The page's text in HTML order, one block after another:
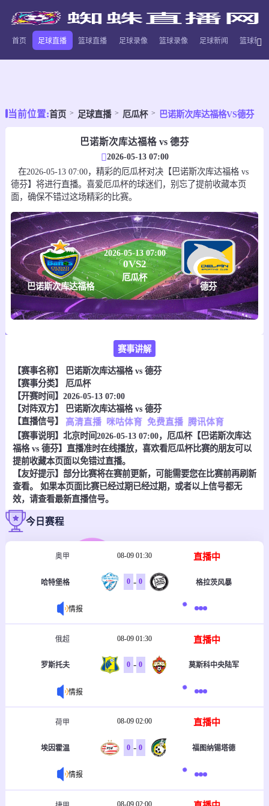
首页 足球直播 篮球直播 足球录像 篮球录像 足球新闻 篮球新闻
当前位置:首页 足球直播 厄瓜杯 巴诺斯次库达福格VS德芬
巴诺斯次库达福格 vs 德芬
2026-05-13 07:00
在2026-05-13 07:00，精彩的厄瓜杯对决【巴诺斯次库达福格 vs
德芬】将进行直播。喜爱厄瓜杯的球迷们，别忘了提前收藏本页
面，确保不错过这场精彩的比赛。
巴诺斯次库达福格
2026-05-13 07:00
0VS2
厄瓜杯
德芬
赛事讲解
【赛事名称】
巴诺斯次库达福格 vs 德芬
【赛事分类】 厄瓜杯
【开赛时间】2026-05-13 07:00
【对阵双方】
巴诺斯次库达福格 vs 德芬
【直播信号】
高清直播 咪咕体育 免费直播 腾讯体育
【赛事说明】北京时间2026-05-13 07:00，厄瓜杯【巴诺斯次库达
福格 vs 德芬】直播准时在线播放，喜欢看厄瓜杯比赛的朋友可以
提前收藏本页面以免错过直播。
【友好提示】部分比赛将在赛前更新，可能需要您在比赛前再刷新
查看。 如果本页面比赛已经过期已经过期，或者以上信号都无
效，请查看最新直播信号。
今日赛程
奥甲 08-09 01:30 直播中
哈特堡格 0 - 0 格拉茨风暴
情报
俄超 08-09 01:30 直播中
罗斯托夫 0 - 0 莫斯科中央陆军
情报
荷甲 08-09 02:00 直播中
埃因霍温 0 - 0 福图纳锡塔德
情报
08-09 02:00